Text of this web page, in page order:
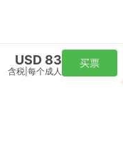
USD 83
含税 每个成人
买票